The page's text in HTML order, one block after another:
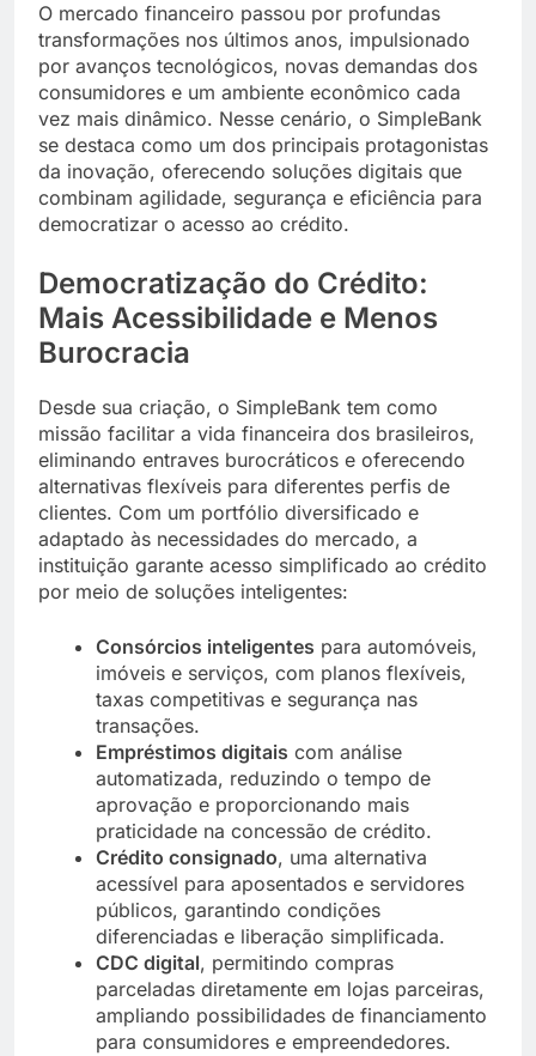
O mercado financeiro passou por profundas
transformações nos últimos anos, impulsionado
por avanços tecnológicos, novas demandas dos
consumidores e um ambiente econômico cada
vez mais dinâmico. Nesse cenário, o SimpleBank
se destaca como um dos principais protagonistas
da inovação, oferecendo soluções digitais que
combinam agilidade, segurança e eficiência para
democratizar o acesso ao crédito.
Democratização do Crédito:
Mais Acessibilidade e Menos
Burocracia
Desde sua criação, o SimpleBank tem como
missão facilitar a vida financeira dos brasileiros,
eliminando entraves burocráticos e oferecendo
alternativas flexíveis para diferentes perfis de
clientes. Com um portfólio diversificado e
adaptado às necessidades do mercado, a
instituição garante acesso simplificado ao crédito
por meio de soluções inteligentes:
Consórcios inteligentes para automóveis,
imóveis e serviços, com planos flexíveis,
taxas competitivas e segurança nas
transações.
Empréstimos digitais com análise
automatizada, reduzindo o tempo de
aprovação e proporcionando mais
praticidade na concessão de crédito.
Crédito consignado, uma alternativa
acessível para aposentados e servidores
públicos, garantindo condições
diferenciadas e liberação simplificada.
CDC digital, permitindo compras
parceladas diretamente em lojas parceiras,
ampliando possibilidades de financiamento
para consumidores e empreendedores.